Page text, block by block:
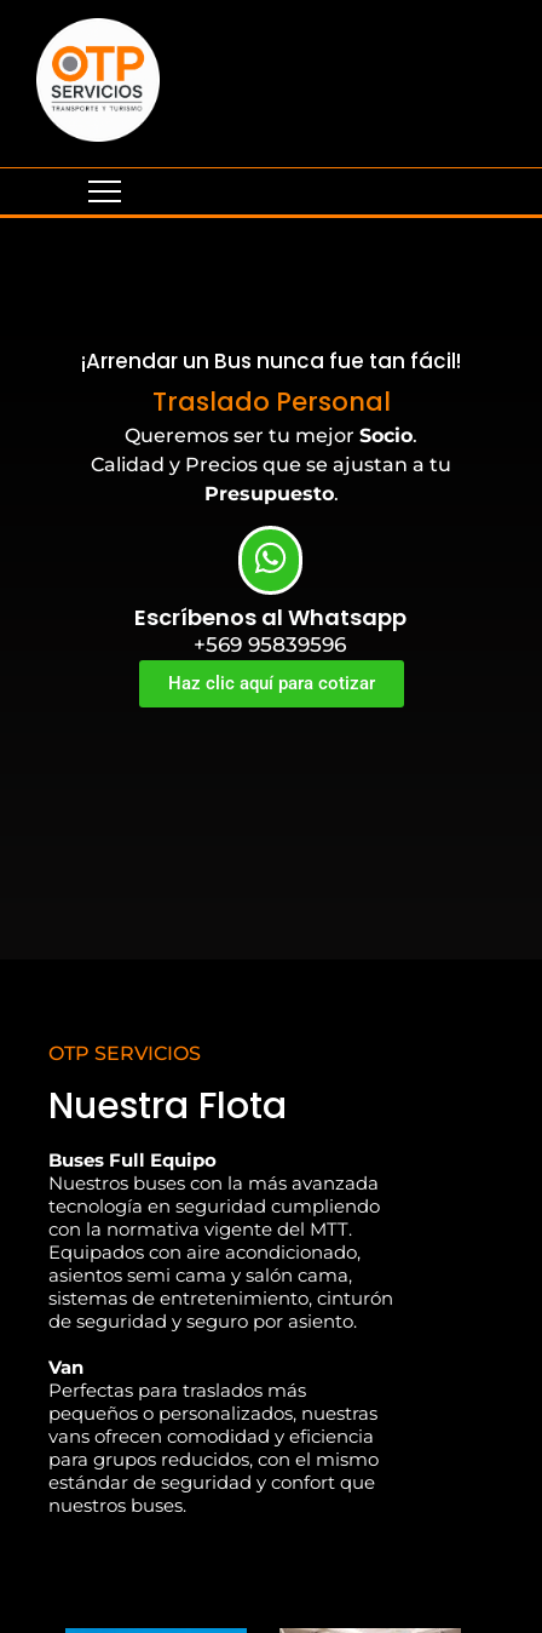
¡Arrendar un Bus nunca fue tan fácil!
Traslado Personal
Eventos Corporativos
Queremos ser tu mejor Socio.
Calidad y Precios que se ajustan a tu
Presupuesto.
Escríbenos al Whatsapp
+569 95839596
Haz clic aquí para cotizar
OTP SERVICIOS
Nuestra Flota
Buses Full Equipo
Nuestros buses con la más avanzada
tecnología en seguridad cumpliendo
con la normativa vigente del MTT.
Equipados con aire acondicionado,
asientos semi cama y salón cama,
sistemas de entretenimiento, cinturón
de seguridad y seguro por asiento.
Van
Perfectas para traslados más
pequeños o personalizados, nuestras
vans ofrecen comodidad y eficiencia
para grupos reducidos, con el mismo
estándar de seguridad y confort que
nuestros buses.